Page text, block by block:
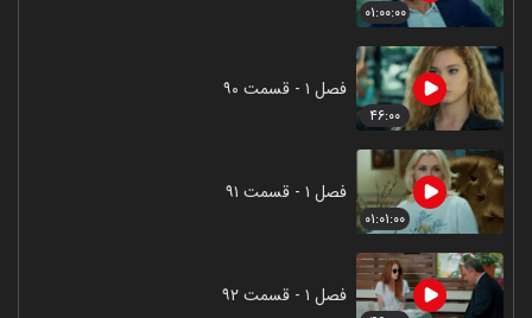
۰۱:۰۰:۰۰
۴۶:۰۰
فصل ۱ - قسمت ۹۰
۰۱:۰۱:۰۰
فصل ۱ - قسمت ۹۱
فصل ۱ - قسمت ۹۲